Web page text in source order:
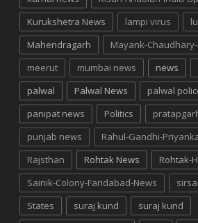
Kurukshetra News
lampi virus
Mahendragarh
Mayank-
meerut
mumbai news news
palwal
Palwal News palwal
panipat news
Politics
punjab news
Rahul-Gandhi-
Rajsthan
Rohtak News
Rohtak-
Sainik-Colony-Faridabad-News
sirsa
States
suraj kund
suraj kund